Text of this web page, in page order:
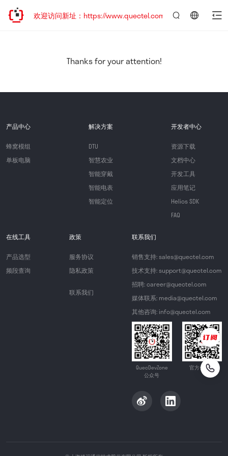
已迁移，欢迎访问新址：https://www.quectel.com.cn
Thanks for your attention!
产品中心
蜂窝模组
单板电脑
解决方案
DTU
智慧农业
智能穿戴
智能电表
智能定位
开发者中心
资源下载
文档中心
开发工具
应用笔记
Helios SDK
FAQ
在线工具
产品选型
频段查询
政策
服务协议
隐私政策
联系我们
联系我们
销售支持: sales@quectel.com
技术支持: support@quectel.com
招聘: career@quectel.com
媒体联系: media@quectel.com
其他咨询: info@quectel.com
QuecDevZone
公众号
官方公众号